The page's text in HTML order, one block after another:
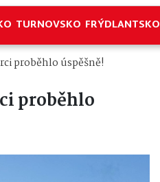
TURNOVSKO FRÝDLANTSKO
proběhlo úspěšně!
proběhlo